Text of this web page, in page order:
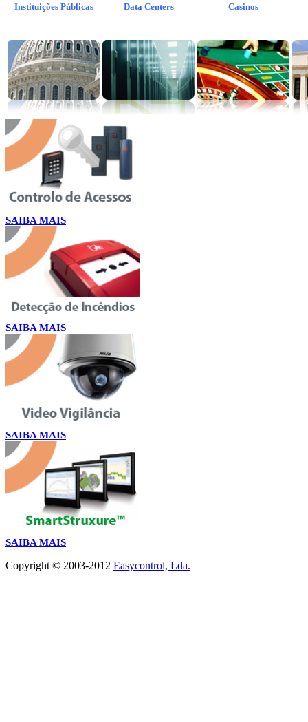
Instituições Públicas Data Centers Casinos
SAIBA MAIS
SAIBA MAIS
SAIBA MAIS
SAIBA MAIS
Copyright © 2003-2012 Easycontrol, Lda.